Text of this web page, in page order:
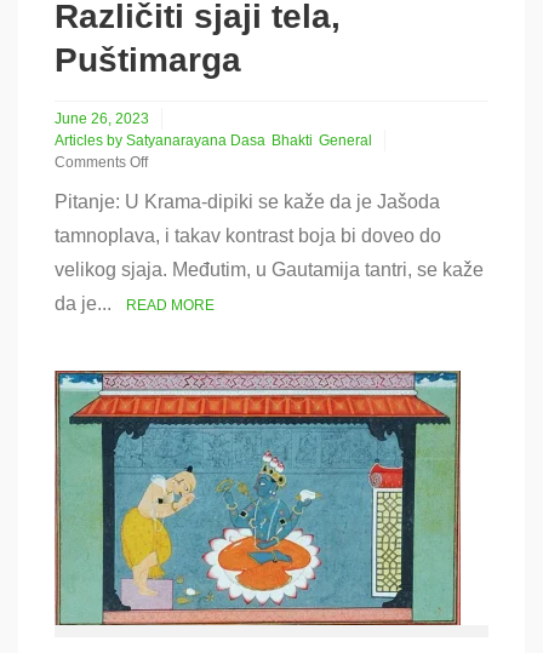
Različiti sjaji tela,
Puštimarga
June 26, 2023
Articles by Satyanarayana Dasa Bhakti General
Comments Off
Različiti
sjaji
tela,
Puštimarga
Pitanje: U Krama-dipiki se kaže da je Jašoda
tamnoplava, i takav kontrast boja bi doveo do
velikog sjaja. Međutim, u Gautamija tantri, se kaže
da je...
READ MORE